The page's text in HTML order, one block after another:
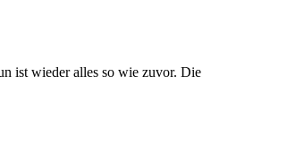
ist wieder alles so wie zuvor. Die